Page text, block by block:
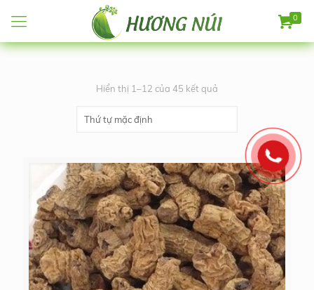
0
Hiển thị 1–12 của 45 kết quả